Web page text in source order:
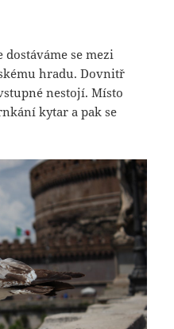
se mezi
hradu. Dovnitř
nestojí. Místo
kytar a pak se